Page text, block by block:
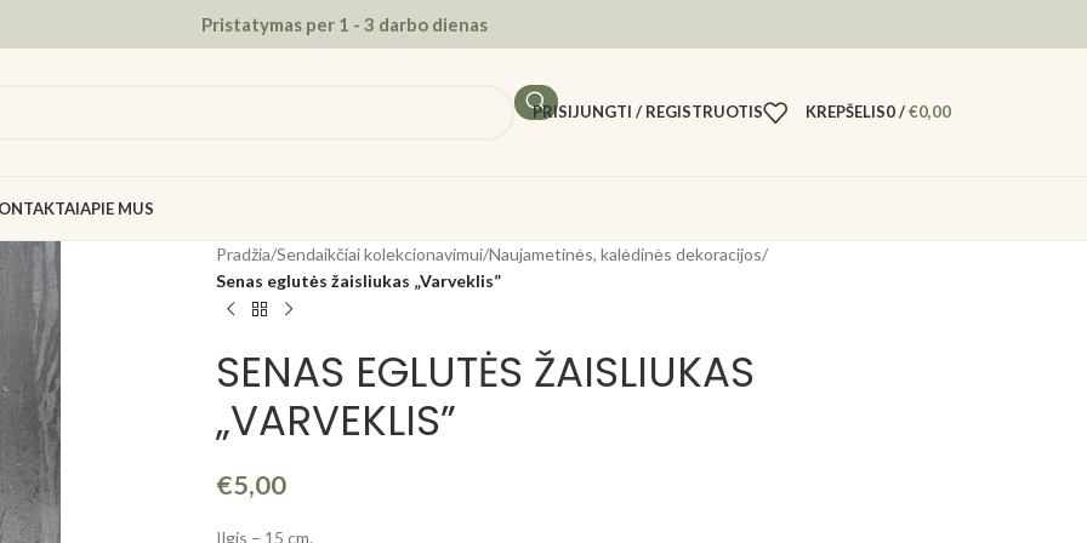
Pristatymas per 1 - 3 darbo dienas
PRISIJUNGTI / REGISTRUOTIS KREPŠELIS0/€0,00
APIE MUS
Pradžia/Sendaikčiai kolekcionavimui/Naujametinės, kalėdinės dekoracijos/
Senas eglutės žaisliukas „Varveklis”
SENAS EGLUTĖS ŽAISLIUKAS
„VARVEKLIS”
€5,00
Ilgis – 15 cm.